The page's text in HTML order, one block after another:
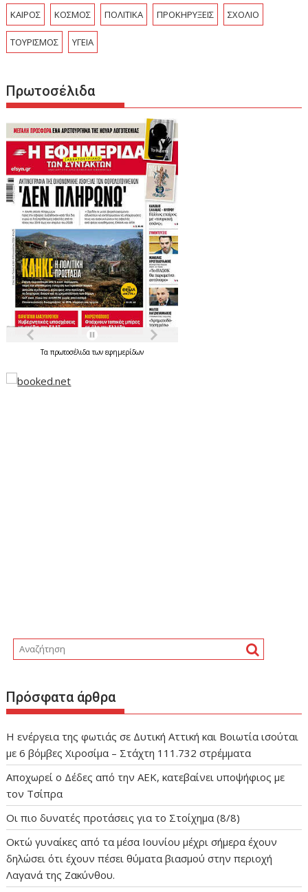
ΚΑΙΡΟΣ ΚΟΣΜΟΣ ΠΟΛΙΤΙΚΑ ΠΡΟΚΗΡΥΞΕΙΣ ΣΧΟΛΙΟ
ΤΟΥΡΙΣΜΟΣ ΥΓΕΙΑ
Πρωτοσέλιδα
Ταπρωτοσέλιδατωνεφημερίδων
Πρόσφατα άρθρα
Η ενέργεια της φωτιάς σε Δυτική Αττική και Βοιωτία ισούται
με 6 βόμβες Χιροσίμα – Στάχτη 111.732 στρέμματα
Αποχωρεί ο Δέδες από την ΑΕΚ, κατεβαίνει υποψήφιος με
τον Τσίπρα
Οι πιο δυνατές προτάσεις για το Στοίχημα (8/8)
Οκτώ γυναίκες από τα μέσα Ιουνίου μέχρι σήμερα έχουν
δηλώσει ότι έχουν πέσει θύματα βιασμού στην περιοχή
Λαγανά της Ζακύνθου.